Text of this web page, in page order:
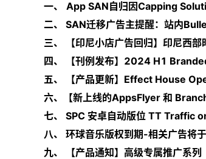
一、
App SAN自归因Capping
二、 SAN迁移广告主提醒：站内
三、 【印尼小店广告回归】印尼西
四、 【刊例发布】2024 H1
五、 【产品更新】Effect House
六、【新上线的AppsFlyer 和
七、 SPC 安卓自动版位 TT Traffic
八、 环球音乐版权到期-相关广告
九、 【产品通知】高级专属推广系